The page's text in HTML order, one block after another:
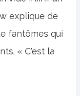
explique de
fantômes qui
« C'est la